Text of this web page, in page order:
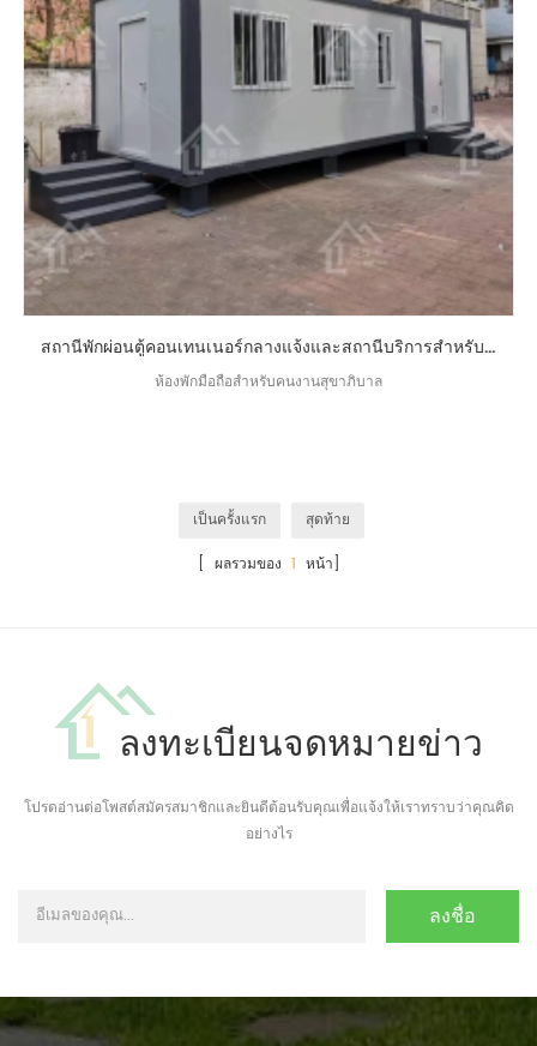
สถานีพักผ่อนตู้คอนเทนเนอร์กลางแจ้งและสถานีบริการสำหรับคนงานสุขาภิบาล
ห้องพักมือถือสำหรับคนงานสุขาภิบาล
เป็นครั้งแรก
สุดท้าย
[ ผลรวมของ 1 หน้า]
ลงทะเบียนจดหมายข่าว
โปรดอ่านต่อโพสต์สมัครสมาชิกและยินดีต้อนรับคุณเพื่อแจ้งให้เราทราบว่าคุณคิด
อย่างไร